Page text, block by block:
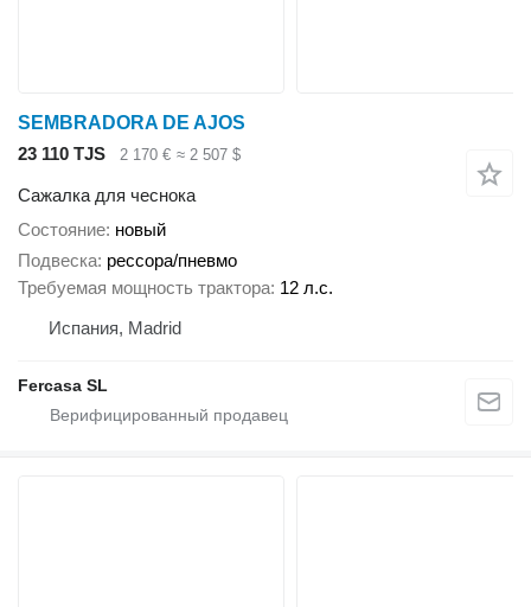
SEMBRADORA DE AJOS
23 110 TJS
2 170 € ≈ 2 507 $
Сажалка для чеснока
Состояние новый
Подвеска рессора/пневмо
Требуемая мощность трактора 12 л.с.
Испания, Madrid
Fercasa SL